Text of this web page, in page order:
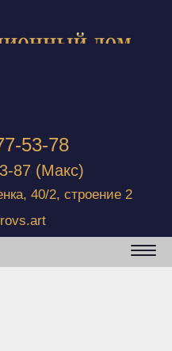
53-78
87 (Макс)
40/2, строение 2